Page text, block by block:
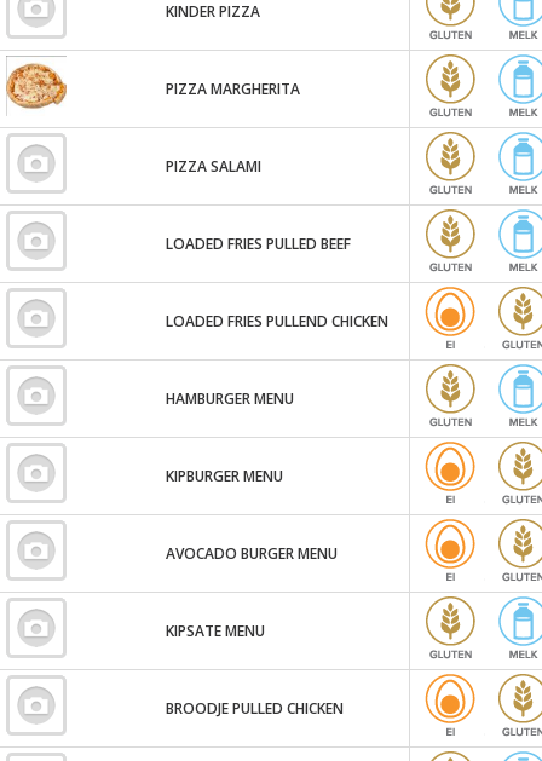
KINDER PIZZA
PIZZA MARGHERITA
PIZZA SALAMI
LOADED FRIES PULLED BEEF
LOADED FRIES PULLEND CHICKEN
HAMBURGER MENU
KIPBURGER MENU
AVOCADO BURGER MENU
KIPSATE MENU
BROODJE PULLED CHICKEN